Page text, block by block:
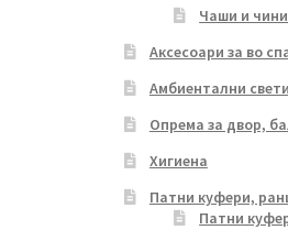
Чаши и
Аксесоари за во
Амбиентални
Опрема за двор,
Хигиена
Патни куфери,
Патни